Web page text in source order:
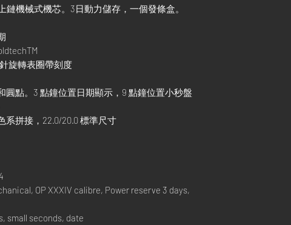
鏈機械式機芯。3日動力儲存，一個發條盒。
旋轉表圈帶刻度
圓點。3 點鐘位置日期顯示，9 點鐘位置小秒盤
系拼接，22.0/20.0 標準尺寸
OP XXXIV calibre, Power reserve 3 days,
small seconds, date